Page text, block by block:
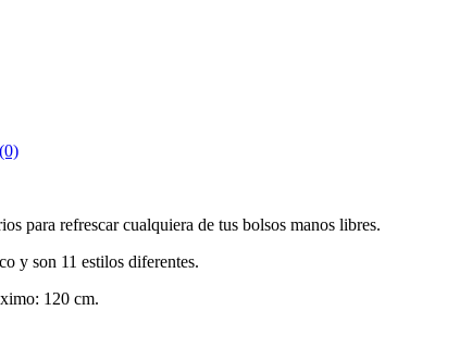
para refrescar cualquiera de tus bolsos manos libres.
y son 11 estilos diferentes.
120 cm.